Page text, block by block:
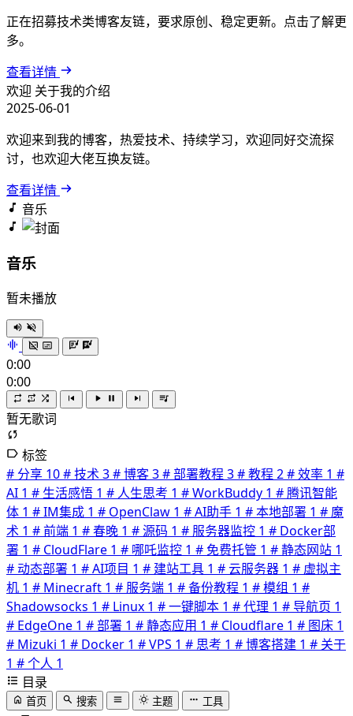
正在招募技术类博客友链，要求原创、稳定更新。点击了解更
多。
查看详情
欢迎 关于我的介绍
2025-06-01
欢迎来到我的博客，热爱技术、持续学习，欢迎同好交流探
讨，也欢迎大佬互换友链。
查看详情
音乐
音乐
暂未播放
0:00
0:00
暂无歌词
标签
# 分享 10# 技术3# 博客3# 部署教程 3# 教程 2# 效率 1 #
AI 1 # 生活感悟 1 # 人生思考 1 # WorkBuddy 1 # 腾讯智能
体 1 # IM集成 1 # OpenClaw 1 # AI助手 1 # 本地部署 1 # 魔
术 1 # 前端 1 # 春晚 1 # 源码 1 # 服务器监控 1 # Docker部
署 1 # CloudFlare 1 # 哪吒监控 1 # 免费托管 1 # 静态网站 1
# 动态部署 1 # AI项目 1 # 建站工具 1 # 云服务器 1 # 虚拟主
机 1 # Minecraft 1 # 服务端 1 # 备份教程 1 # 模组 1 #
Shadowsocks 1 # Linux 1 # 一键脚本 1 # 代理 1 # 导航页 1
# EdgeOne 1 # 部署 1 # 静态应用 1 # Cloudflare 1 # 图床 1
# Mizuki 1 # Docker 1 # VPS 1 # 思考 1 # 博客搭建 1 # 关于
1 # 个人 1
目录
首页 搜索 主题 工具